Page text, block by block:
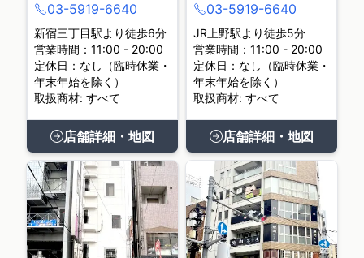
03-5919-6640
新宿三丁目駅より徒歩6分
営業時間：11:00 - 20:00
定休日：なし（臨時休業・
年末年始を除く）
取扱商材: すべて
店舗詳細・地図
03-5919-6640
JR上野駅より徒歩5分
営業時間：11:00 - 20:00
定休日：なし（臨時休業・
年末年始を除く）
取扱商材: すべて
店舗詳細・地図